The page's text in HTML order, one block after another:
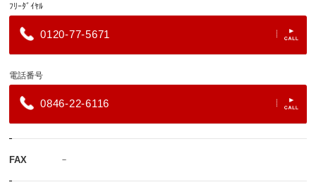
ﾌﾘｰﾀﾞｲﾔﾙ
0120-77-5671
電話番号
0846-22-6116
FAX －